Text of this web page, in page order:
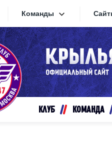
Команды
Конференция «Запад»
Дивизион Золотой
Академия Михайлова
КЛУБ КОМАНДА